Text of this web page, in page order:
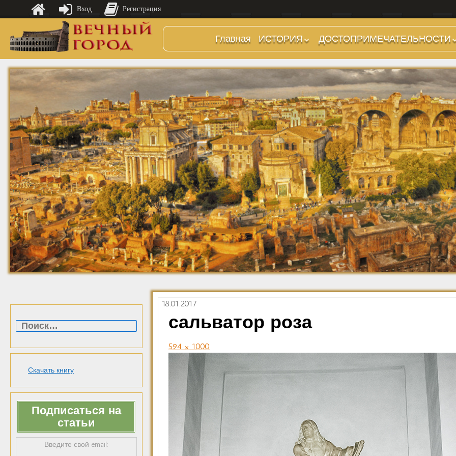
Главная
ИСТОРИЯ
Предыстория
Царский период
(753-509 гг до н.э.)
Ранняя Республика
(509-265 гг до н.э.)
Поздняя Республика
(264-27 гг до н.э.)
Империя. Принципат
(27 г до н.э. — 284 г
н.э.)
Империя. Доминат
(284-476 гг)
Темные Века. Готы
Темные Века.
Экзархат
Средневековье
Возрождение и
Барокко
ДОСТОПРИМЕЧАТЕЛЬНОСТИ
Холмы и остров.
Районы
Форумы, Площади,
Дороги
Стадионы, Термы
Музеи
Дохристианские
храмы
Христианские храмы,
базилики etc.
Дворцы
Арки, колонны и
обелиски
Фонтаны
Скачать книгу
Подписаться на
статьи
Введите свой email:
18.01.2017
сальватор роза
594 × 1000
Вход Регистрация